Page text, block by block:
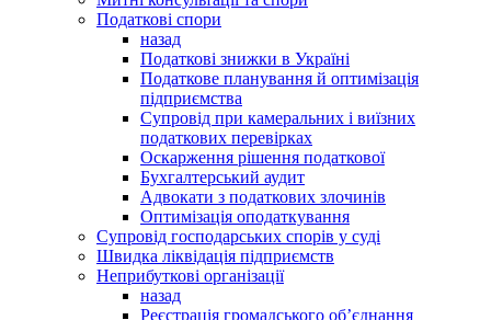
Податкові спори
назад
Податкові знижки в Україні
Податкове планування й оптимізація
підприємства
Супровід при камеральних і виїзних
податкових перевірках
Оскарження рішення податкової
Бухгалтерський аудит
Адвокати з податкових злочинів
Оптимізація оподаткування
Супровід господарських спорів у суді
Швидка ліквідація підприємств
Неприбуткові організації
назад
Реєстрація громадського об’єднання